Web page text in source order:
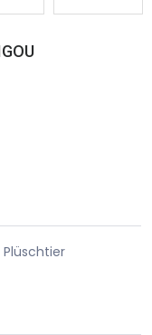
Plüschtier